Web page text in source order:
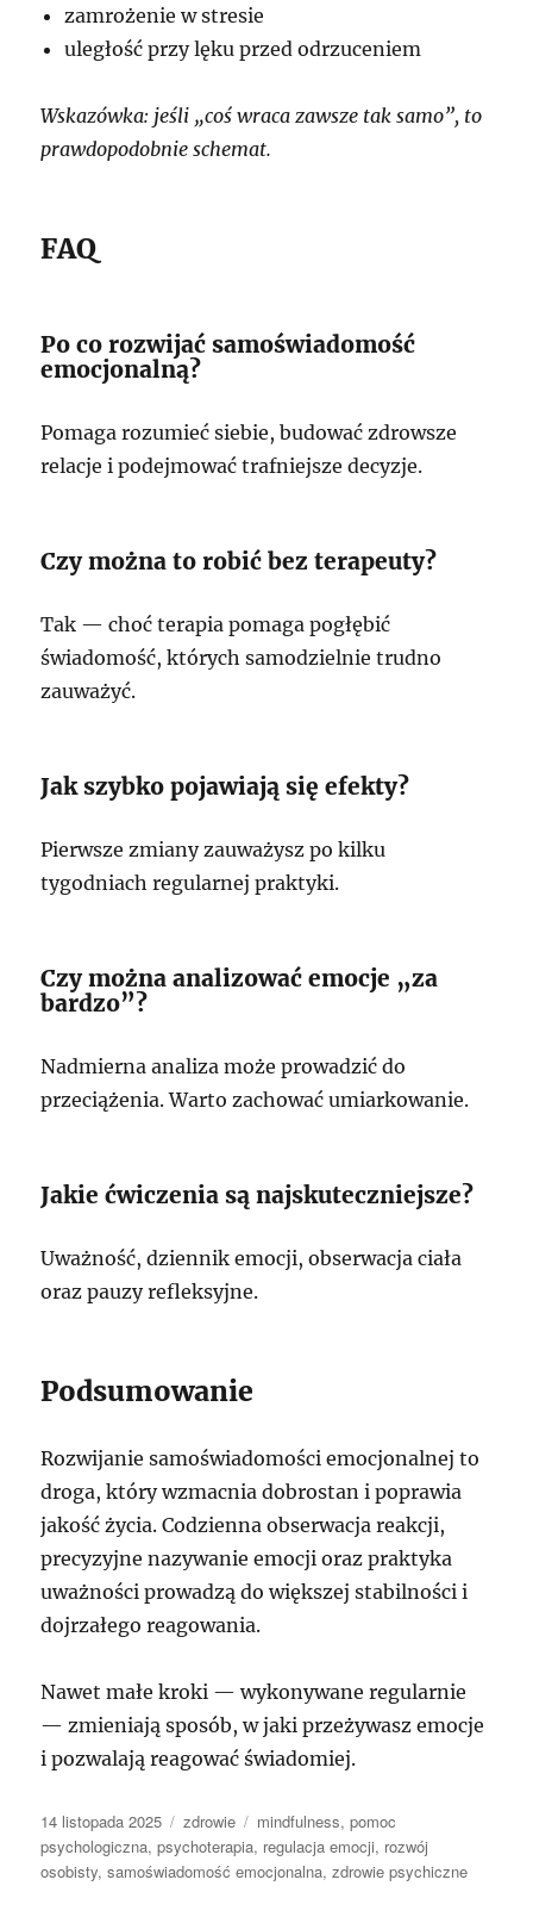
zamrożenie w stresie
uległość przy lęku przed odrzuceniem
Wskazówka: jeśli „coś wraca zawsze tak samo”, to
prawdopodobnie schemat.
FAQ
Po co rozwijać samoświadomość
emocjonalną?
Pomaga rozumieć siebie, budować zdrowsze
relacje i podejmować trafniejsze decyzje.
Czy można to robić bez terapeuty?
Tak — choć terapia pomaga pogłębić
świadomość, których samodzielnie trudno
zauważyć.
Jak szybko pojawiają się efekty?
Pierwsze zmiany zauważysz po kilku
tygodniach regularnej praktyki.
Czy można analizować emocje „za
bardzo”?
Nadmierna analiza może prowadzić do
przeciążenia. Warto zachować umiarkowanie.
Jakie ćwiczenia są najskuteczniejsze?
Uważność, dziennik emocji, obserwacja ciała
oraz pauzy refleksyjne.
Podsumowanie
Rozwijanie samoświadomości emocjonalnej to
droga, który wzmacnia dobrostan i poprawia
jakość życia. Codzienna obserwacja reakcji,
precyzyjne nazywanie emocji oraz praktyka
uważności prowadzą do większej stabilności i
dojrzałego reagowania.
Nawet małe kroki — wykonywane regularnie
— zmieniają sposób, w jaki przeżywasz emocje
i pozwalają reagować świadomiej.
Data
publikacji
14 listopada 2025 Kategorie
zdrowie Tagi
mindfulness,pomoc
psychologiczna,psychoterapia, regulacja emocji, rozwój
osobisty,samoświadomość emocjonalna,zdrowie psychiczne